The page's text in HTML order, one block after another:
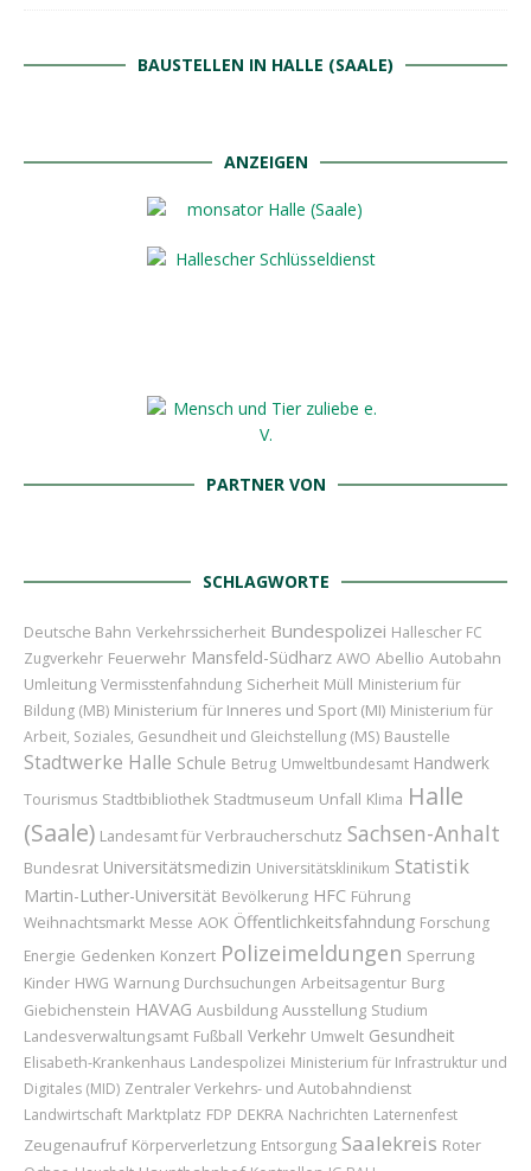
BAUSTELLEN IN HALLE (SAALE)
ANZEIGEN
PARTNER VON
SCHLAGWORTE
Deutsche Bahn Verkehrssicherheit Bundespolizei Hallescher FC
Zugverkehr Feuerwehr Mansfeld-Südharz AWO Abellio Autobahn
Umleitung Vermisstenfahndung Sicherheit Müll Ministerium für
Bildung (MB) Ministerium für Inneres und Sport (MI) Ministerium für
Arbeit, Soziales, Gesundheit und Gleichstellung (MS) Baustelle
Stadtwerke Halle Schule Betrug Umweltbundesamt Handwerk
Tourismus Stadtbibliothek Stadtmuseum Unfall Klima Halle
(Saale) Landesamt für Verbraucherschutz Sachsen-Anhalt
Bundesrat Universitätsmedizin Universitätsklinikum Statistik
Martin-Luther-Universität Bevölkerung HFC Führung
Weihnachtsmarkt Messe AOK Öffentlichkeitsfahndung Forschung
Energie Gedenken Konzert Polizeimeldungen Sperrung
Kinder HWG Warnung Durchsuchungen Arbeitsagentur Burg
Giebichenstein HAVAG Ausbildung Ausstellung Studium
Landesverwaltungsamt Fußball Verkehr Umwelt Gesundheit
Elisabeth-Krankenhaus Landespolizei Ministerium für Infrastruktur und
Digitales (MID) Zentraler Verkehrs- und Autobahndienst
Landwirtschaft Marktplatz FDP DEKRA Nachrichten Laternenfest
Zeugenaufruf Körperverletzung Entsorgung Saalekreis Roter